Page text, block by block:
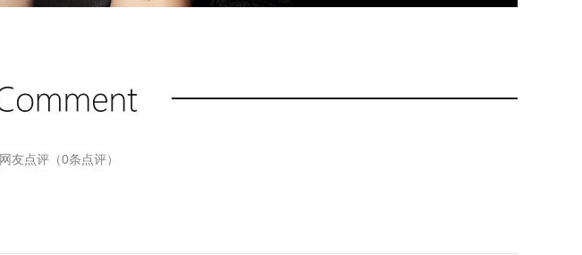
网友点评（0条点评）